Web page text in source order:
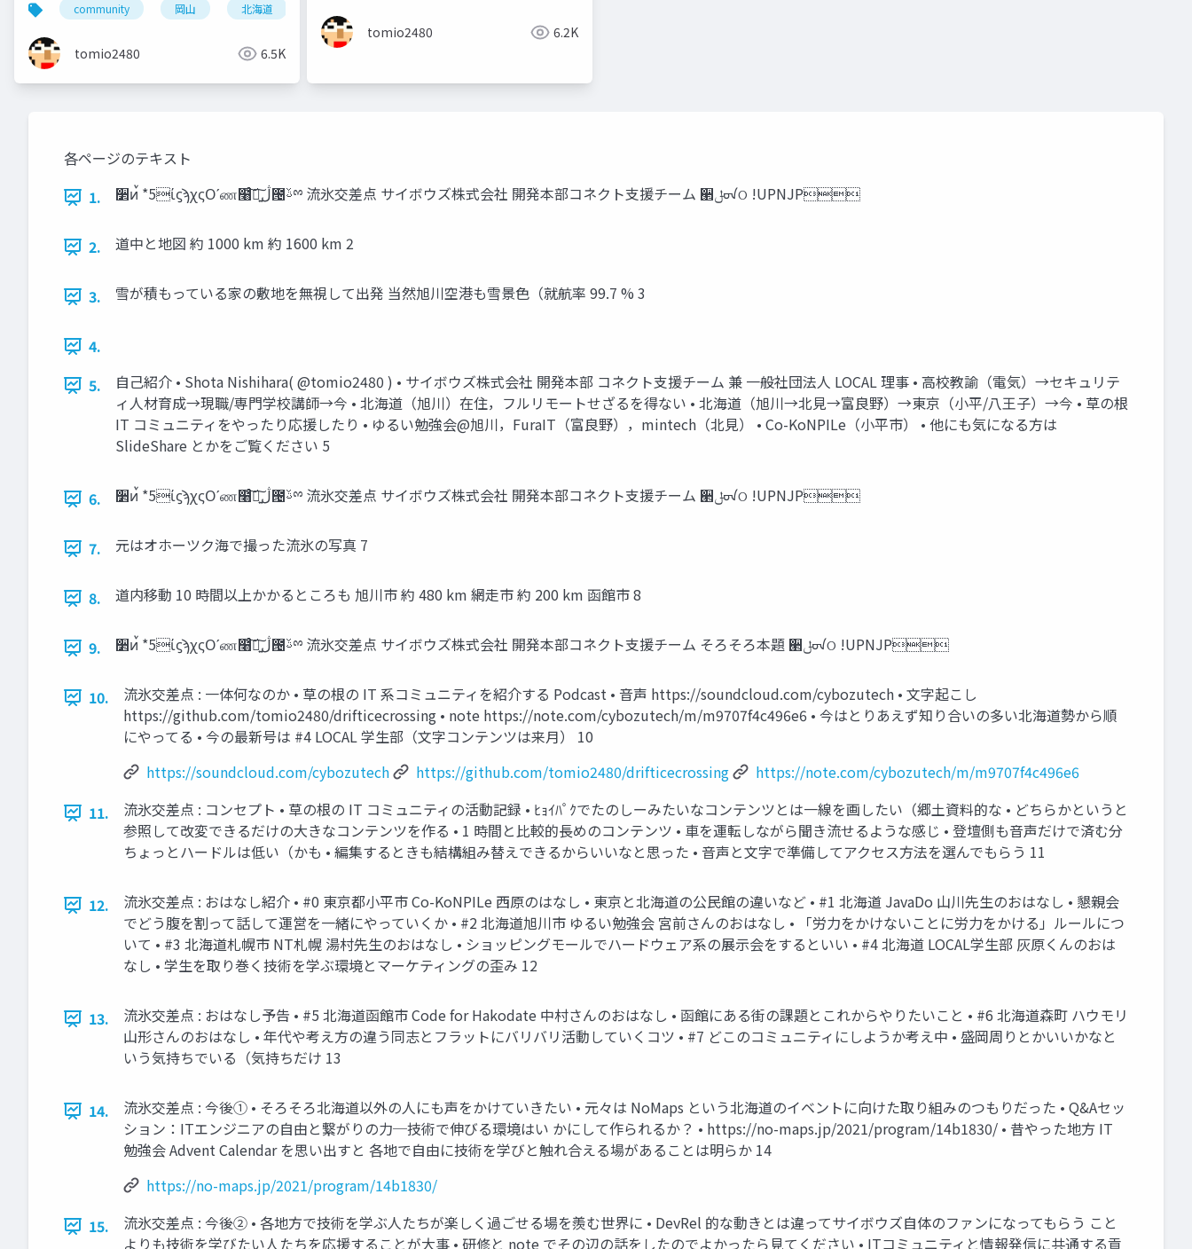
community 岡山 北海道
tomio2480 6.5K
tomio2480 6.2K
各ページのテキスト
1.
૲ͷࠜ *5ίϛϡχςΟʹண໨ͨ͠৽͍͠‫ࢿ౔ڷ‬ྉ 流氷交差点 サイボウズ株式会社 開発本部コネクト⽀援チーム ੢‫ݪ‬ᠳଠ !UPNJP
2. 道中と地図 約 1000 km 約 1600 km 2
3. 雪が積もっている家の敷地を無視して出発 当然旭川空港も雪景色（就航率 99.7 % 3
4.
5.
自己紹介 • Shota Nishihara( @tomio2480 ) • サイボウズ株式会社 開発本部 コネクト支援チーム 兼 一般社団法人 LOCAL 理事 • 高校教諭（電気）→セキュリテ
ィ人材育成→現職/専門学校講師→今 • 北海道（旭川）在住，フルリモートせざるを得ない • 北海道（旭川→北見→富良野）→東京（小平/八王子）→今 • 草の根
IT コミュニティをやったり応援したり • ゆるい勉強会@旭川，FuraIT（富良野），mintech（北見） • Co-KoNPILe（小平市） • 他にも気になる方は
SlideShare とかをご覧ください 5
6. ૲ͷࠜ *5ίϛϡχςΟʹண໨ͨ͠৽͍͠‫ࢿ౔ڷ‬ྉ 流氷交差点 サイボウズ株式会社 開発本部コネクト⽀援チーム ੢‫ݪ‬ᠳଠ !UPNJP
7. 元はオホーツク海で撮った流氷の写真 7
8. 道内移動 10 時間以上かかるところも 旭川市 約 480 km 網走市 約 200 km 函館市 8
9. ૲ͷࠜ *5ίϛϡχςΟʹண໨ͨ͠৽͍͠‫ࢿ౔ڷ‬ྉ 流氷交差点 サイボウズ株式会社 開発本部コネクト⽀援チーム そろそろ本題 ੢‫ݪ‬ᠳଠ !UPNJP
10.
流氷交差点 : 一体何なのか • 草の根の IT 系コミュニティを紹介する Podcast • 音声 https://soundcloud.com/cybozutech • 文字起こし
https://github.com/tomio2480/drifticecrossing • note https://note.com/cybozutech/m/m9707f4c496e6 • 今はとりあえず知り合いの多い北海道勢から順
にやってる • 今の最新号は #4 LOCAL 学生部（文字コンテンツは来月） 10
https://soundcloud.com/cybozutech
https://github.com/tomio2480/drifticecrossing
https://note.com/cybozutech/m/m9707f4c496e6
11.
流氷交差点 : コンセプト • 草の根の IT コミュニティの活動記録 • ﾋｮｲﾊﾟｸでたのしーみたいなコンテンツとは一線を画したい（郷土資料的な • どちらかというと
参照して改変できるだけの大きなコンテンツを作る • 1 時間と比較的長めのコンテンツ • 車を運転しながら聞き流せるような感じ • 登壇側も音声だけで済む分
ちょっとハードルは低い（かも • 編集するときも結構組み替えできるからいいなと思った • 音声と文字で準備してアクセス方法を選んでもらう 11
12.
流氷交差点 : おはなし紹介 • #0 東京都小平市 Co-KoNPILe 西原のはなし • 東京と北海道の公民館の違いなど • #1 北海道 JavaDo 山川先生のおはなし • 懇親会
でどう腹を割って話して運営を一緒にやっていくか • #2 北海道旭川市 ゆるい勉強会 宮前さんのおはなし • 「労力をかけないことに労力をかける」ルールにつ
いて • #3 北海道札幌市 NT札幌 湯村先生のおはなし • ショッピングモールでハードウェア系の展示会をするといい • #4 北海道 LOCAL学生部 灰原くんのおは
なし • 学生を取り巻く技術を学ぶ環境とマーケティングの歪み 12
13.
流氷交差点 : おはなし予告 • #5 北海道函館市 Code for Hakodate 中村さんのおはなし • 函館にある街の課題とこれからやりたいこと • #6 北海道森町 ハウモリ
山形さんのおはなし • 年代や考え方の違う同志とフラットにバリバリ活動していくコツ • #7 どこのコミュニティにしようか考え中 • 盛岡周りとかいいかなと
いう気持ちでいる（気持ちだけ 13
14.
流氷交差点 : 今後① • そろそろ北海道以外の人にも声をかけていきたい • 元々は NoMaps という北海道のイベントに向けた取り組みのつもりだった • Q&Aセッ
ション：ITエンジニアの自由と繋がりの力─技術で伸びる環境はい かにして作られるか？ • https://no-maps.jp/2021/program/14b1830/ • 昔やった地方 IT
勉強会 Advent Calendar を思い出すと 各地で自由に技術を学びと触れ合える場があることは明らか 14
https://no-maps.jp/2021/program/14b1830/
15.
流氷交差点 : 今後② • 各地方で技術を学ぶ人たちが楽しく過ごせる場を羨む世界に • DevRel 的な動きとは違ってサイボウズ自体のファンになってもらう こと
よりも技術を学びたい人たちを応援することが大事 • 研修と note でその辺の話をしたのでよかったら見てください • ITコミュニティと情報発信に共通する貢